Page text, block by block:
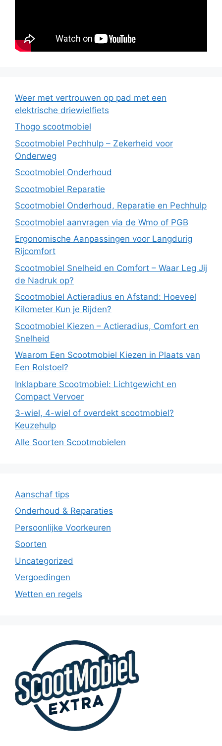
Weer met vertrouwen op pad met een
elektrische driewielfiets
Thogo scootmobiel
Scootmobiel Pechhulp – Zekerheid voor
Onderweg
Scootmobiel Onderhoud
Scootmobiel Reparatie
Scootmobiel Onderhoud, Reparatie en Pechhulp
Scootmobiel aanvragen via de Wmo of PGB
Ergonomische Aanpassingen voor Langdurig
Rijcomfort
Scootmobiel Snelheid en Comfort – Waar Leg Jij
de Nadruk op?
Scootmobiel Actieradius en Afstand: Hoeveel
Kilometer Kun je Rijden?
Scootmobiel Kiezen – Actieradius, Comfort en
Snelheid
Waarom Een Scootmobiel Kiezen in Plaats van
Een Rolstoel?
Inklapbare Scootmobiel: Lichtgewicht en
Compact Vervoer
3-wiel, 4-wiel of overdekt scootmobiel?
Keuzehulp
Alle Soorten Scootmobielen
Aanschaf tips
Onderhoud & Reparaties
Persoonlijke Voorkeuren
Soorten
Uncategorized
Vergoedingen
Wetten en regels